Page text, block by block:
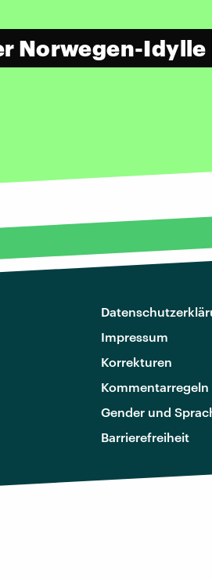
Norwegen-Idylle
Impressum
Korrekturen
Kommentarregeln
Gender und
Barrierefreiheit